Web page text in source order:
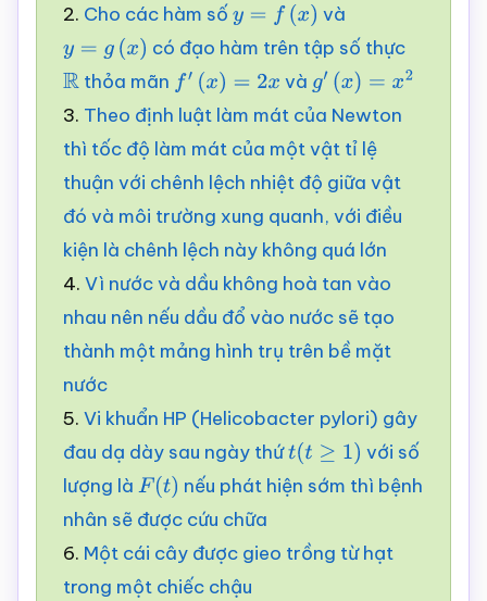
2. Cho các hàm số y =f( x )
và
y =g (x )
có đạo hàm trên tập số thực
Rthỏa mãn f′( x)= 2x và g′ (x)=x2
3. Theo định luật làm mát của Newton
thì tốc độ làm mát của một vật tỉ lệ
thuận với chênh lệch nhiệt độ giữa vật
đó và môi trường xung quanh, với điều
kiện là chênh lệch này không quá lớn
4. Vì nước và dầu không hoà tan vào
nhau nên nếu dầu đổ vào nước sẽ tạo
thành một mảng hình trụ trên bề mặt
nước
5. Vi khuẩn HP (Helicobacter pylori) gây
đau dạ dày sau ngày thứt(t ≥1)
với số
lượng là F(t) nếu phát hiện sớm thì bệnh
nhân sẽ được cứu chữa
6. Một cái cây được gieo trồng từ hạt
trong một chiếc chậu